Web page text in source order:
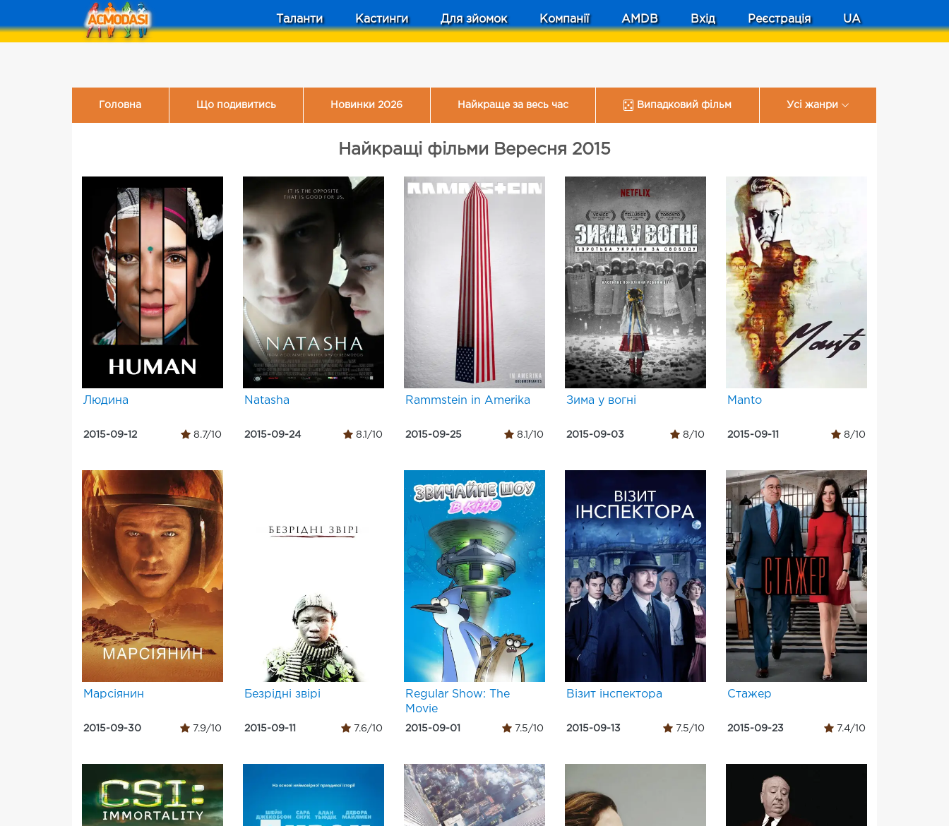
Таланти Кастинги Для зйомок Компанії AMDB Вхід Реєстрація UA
Головна Що подивитись Новинки 2026 Найкраще за весь час Випадковий фільм Усі жанри
Найкращі фільми Вересня 2015
Людина
2015-09-12 8.7/10
Natasha
2015-09-24 8.1/10
Rammstein in Amerika
2015-09-25 8.1/10
Зима у вогні
2015-09-03 8/10
Manto
2015-09-11 8/10
Марсіянин
2015-09-30 7.9/10
Безрідні звірі
2015-09-11 7.6/10
Regular Show: The
Movie
2015-09-01 7.5/10
Візит інспектора
2015-09-13 7.5/10
Стажер
2015-09-23 7.4/10